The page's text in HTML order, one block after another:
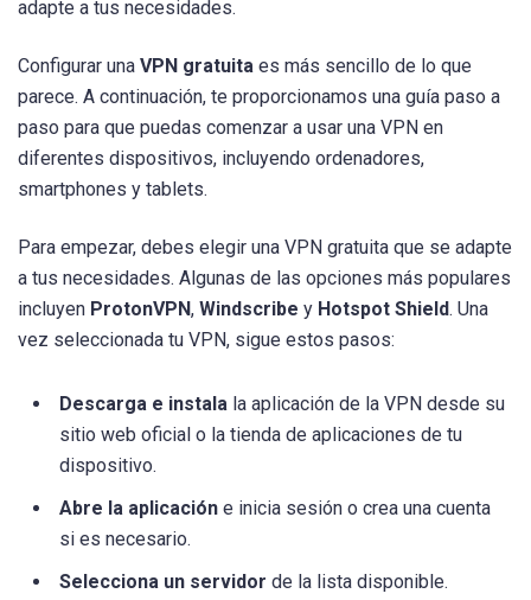
adapte a tus necesidades.
Configurar una VPN gratuita es más sencillo de lo que
parece. A continuación, te proporcionamos una guía paso a
paso para que puedas comenzar a usar una VPN en
diferentes dispositivos, incluyendo ordenadores,
smartphones y tablets.
Para empezar, debes elegir una VPN gratuita que se adapte
a tus necesidades. Algunas de las opciones más populares
incluyen ProtonVPN, Windscribe y Hotspot Shield. Una
vez seleccionada tu VPN, sigue estos pasos:
Descarga e instala la aplicación de la VPN desde su
sitio web oficial o la tienda de aplicaciones de tu
dispositivo.
Abre la aplicación e inicia sesión o crea una cuenta
si es necesario.
Selecciona un servidor de la lista disponible.